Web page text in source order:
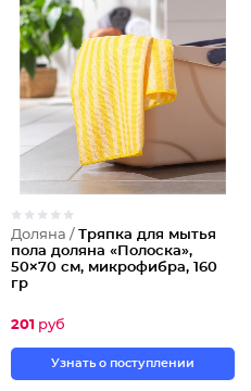
Доляна / Тряпка для мытья
пола доляна «Полоска»,
50×70 см, микрофибра, 160
гр
201 руб
Узнать о поступлении